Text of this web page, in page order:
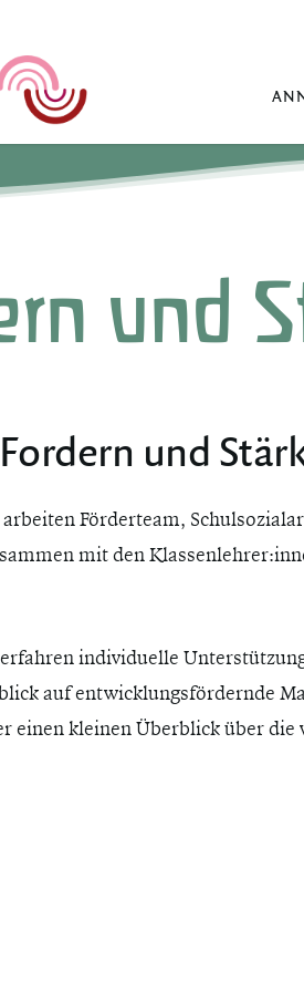
starten oder mit ESC
und
und
Förderteam,
mit den
individuelle
auf entwicklungsfördernde
einen kleinen Überblick über die